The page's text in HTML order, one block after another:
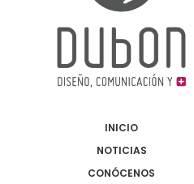
INICIO
NOTICIAS
CONÓCENOS